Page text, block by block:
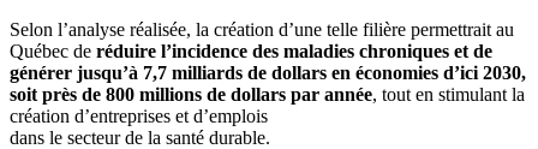
Selon l’analyse réalisée, la création d’une telle filière permettrait au
Québec de réduire l’incidence des maladies chroniques et de
générer jusqu’à 7,7 milliards de dollars en économies d’ici 2030,
soit près de 800 millions de dollars par année, tout en stimulant la
création d’entreprises et d’emplois
dans le secteur de la santé durable.